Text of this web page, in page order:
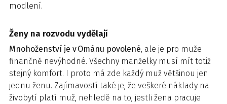
modlení.
Ženy na rozvodu vydělají
Mnohoženství je v Ománu povolené, ale je pro muže
finančně nevýhodné. Všechny manželky musí mít totiž
stejný komfort. I proto má zde každý muž většinou jen
jednu ženu. Zajímavostí také je, že veškeré náklady na
živobytí platí muž, nehledě na to, jestli žena pracuje